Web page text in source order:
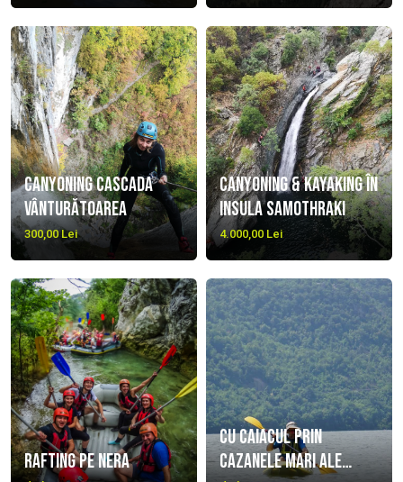
Canyoning cascada
Vânturătoarea
300,00 Lei
Canyoning & Kayaking în
insula Samothraki
4.000,00 Lei
Rafting pe Nera
Cu caiacul prin
Cazanele mari ale